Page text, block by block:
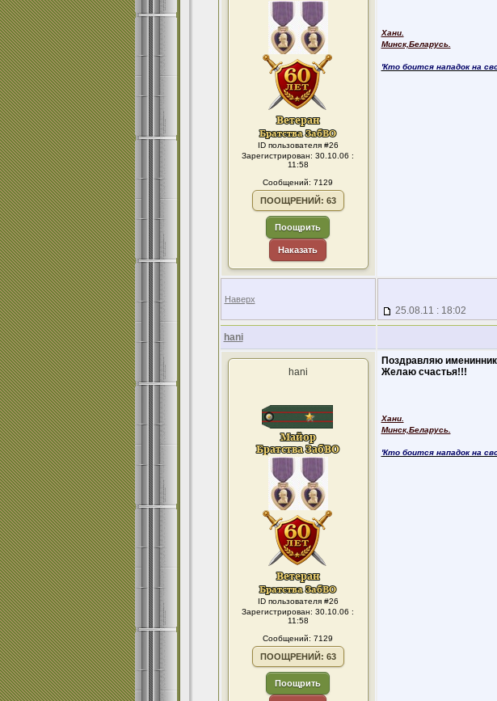
ID пользователя #26
Зарегистрирован: 30.10.06 :
11:58
Сообщений: 7129
ПООЩРЕНИЙ: 63
Поощрить
Наказать
Хани.
Минск,Беларусь.
'Кто боится нападок на
Наверх
25.08.11 : 18:02
hani
hani
ID пользователя #26
Зарегистрирован: 30.10.06 :
11:58
Сообщений: 7129
ПООЩРЕНИЙ: 63
Поощрить
Поздравляю
Желаю счастья!!!
Хани.
Минск,Беларусь.
'Кто боится нападок на